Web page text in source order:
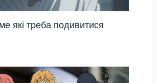
які треба подивитися